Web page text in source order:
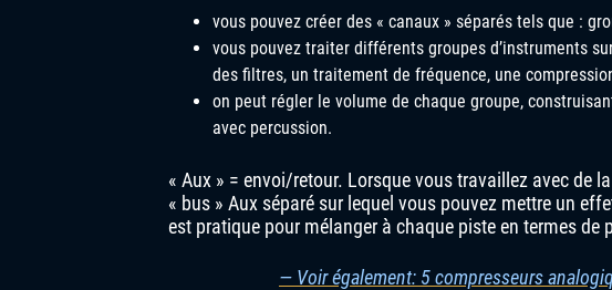
vous pouvez créer des « canaux » séparés tels que :
vous pouvez traiter différents groupes d’instruments
des filtres, un traitement de fréquence, une
on peut régler le volume de chaque groupe,
avec percussion.
« Aux » = envoi/retour. Lorsque vous travaillez avec de
« bus » Aux séparé sur lequel vous pouvez mettre un
est pratique pour mélanger à chaque piste en termes de
— Voir également: 5 compresseurs